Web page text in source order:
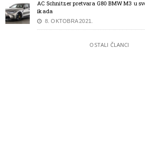
AC Schnitzer pretvara G80 BMW M3 u
ikada
8. OKTOBRA 2021.
OSTALI ČLANCI